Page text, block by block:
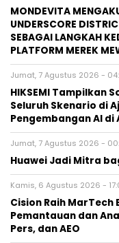
MONDEVITA
UNDERSCORE
SEBAGAI LANGKAH
PLATFORM MEREK
Jumat, 7 Agustus 2026 -
HIKSEMI Tampilkan
Seluruh Skenario di
Pengembangan AI di
Jumat, 7 Agustus 2026 -
Huawei Jadi Mitra
Kamis, 6 Agustus 2026 -
Cision Raih
Pemantauan dan
Pers, dan AEO